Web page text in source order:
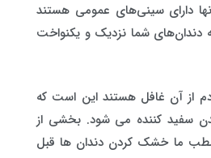
دارای سینی‌های عمومی هستند
دندان‌های شما نزدیک و یکنواخت
از آن غافل هستند این است که
سفید کننده می شود. بخشی از
ما خشک کردن دندان ها قبل